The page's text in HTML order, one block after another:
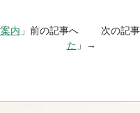
内 」前の記事へ 次の記事
た 」→